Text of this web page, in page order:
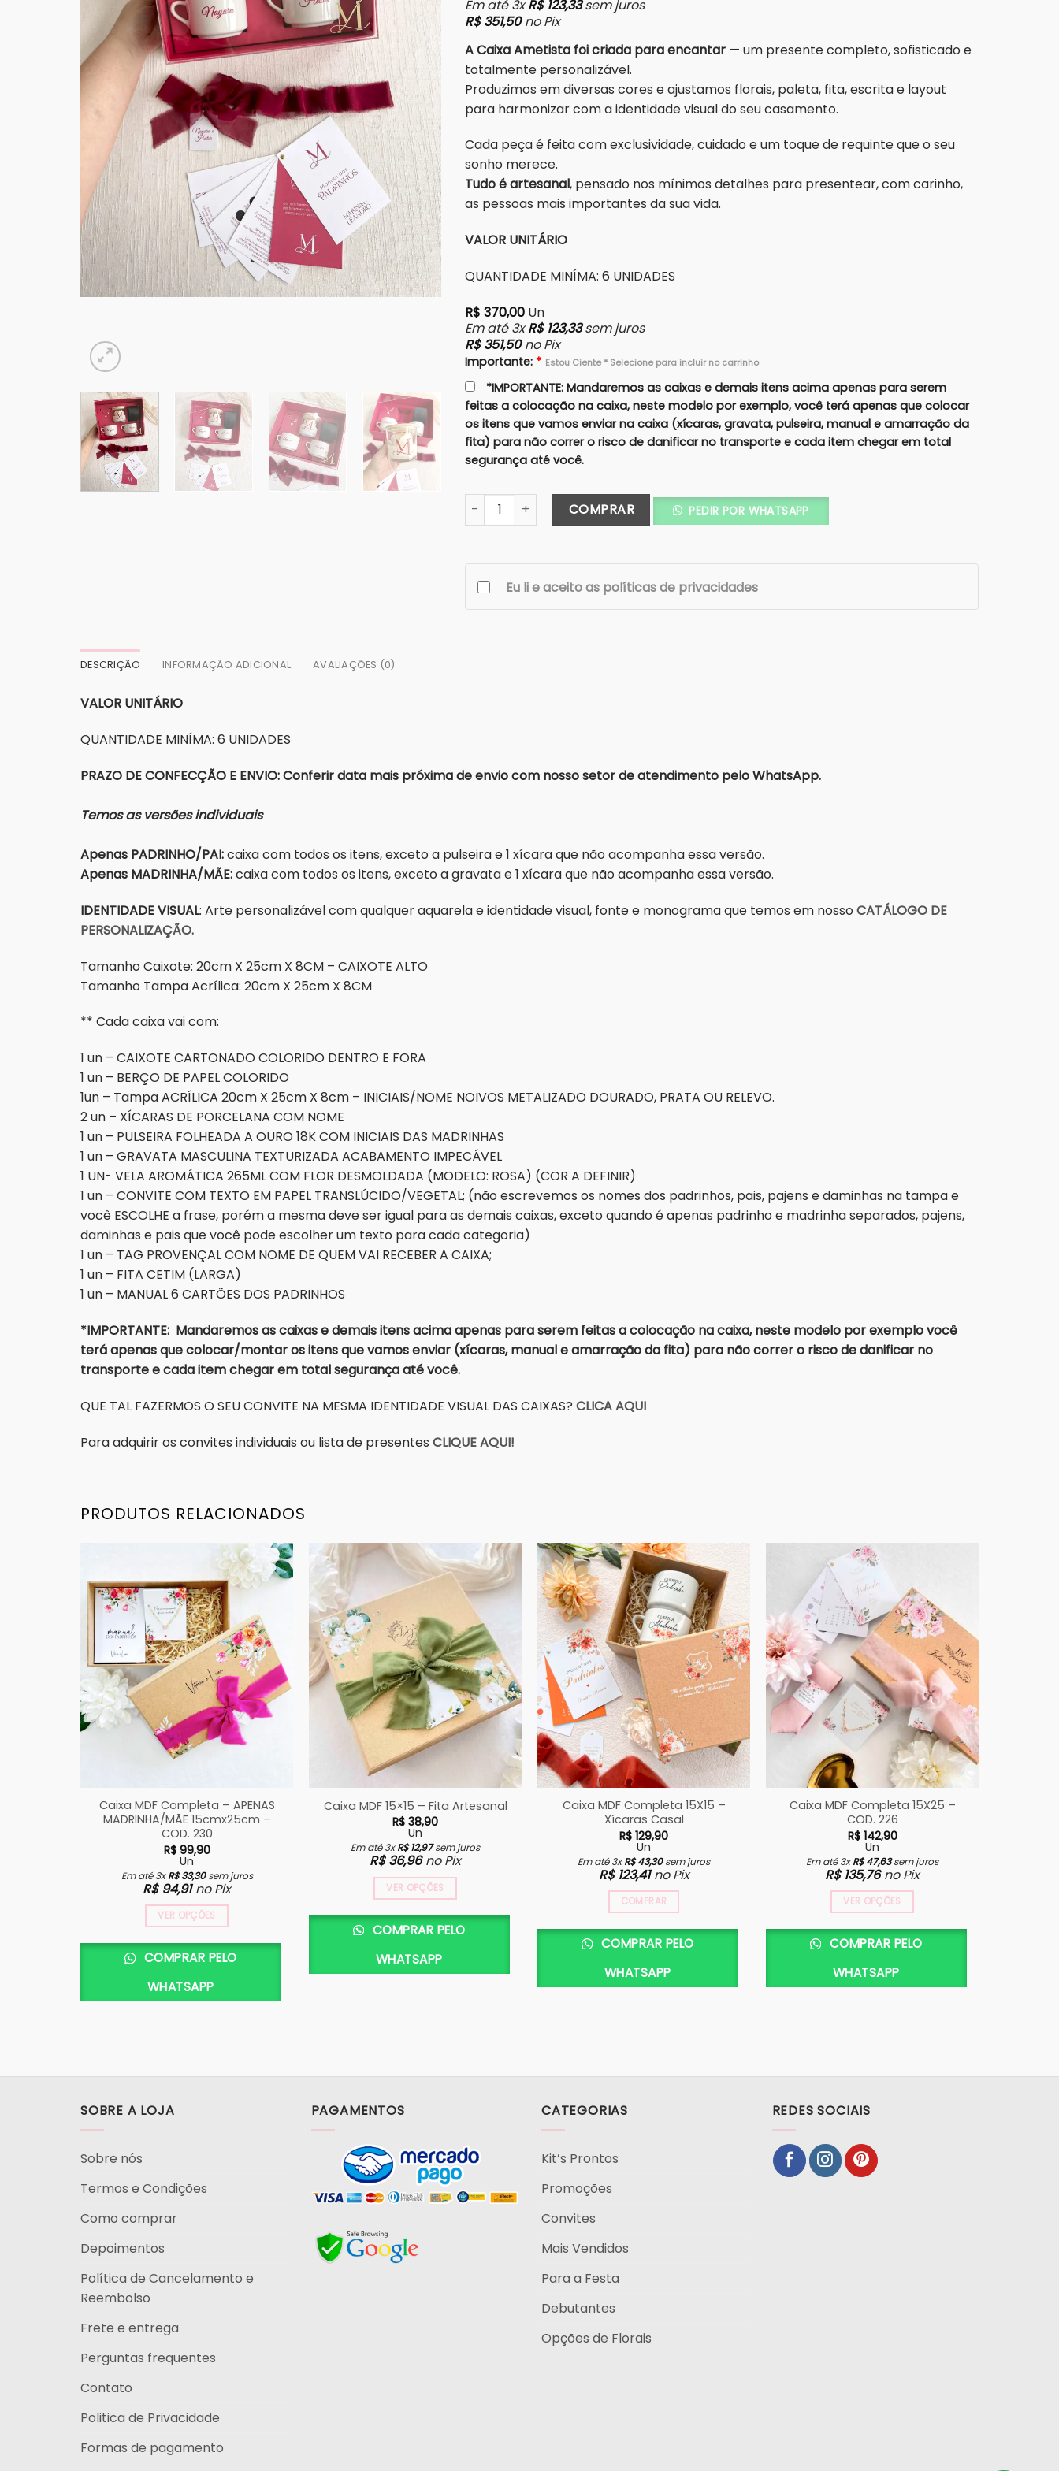
Em até 3xR$123,33sem juros
R$351,50 no Pix
A Caixa Ametista foi criada para encantar— um presente completo, sofisticado e
totalmente personalizável.
Produzimos em diversas cores e ajustamos florais, paleta, fita, escrita e layout
para harmonizar com a identidade visual do seu casamento.
Cada peça é feita com exclusividade, cuidado e um toque de requinte que o seu
sonho merece.
Tudo é artesanal, pensado nos mínimos detalhes para presentear, com carinho,
as pessoas mais importantes da sua vida.
VALOR UNITÁRIO
QUANTIDADE MINÍMA: 6 UNIDADES
R$ 370,00Un
Em até 3xR$123,33sem juros
R$351,50 no Pix
Importante:* Estou Ciente * Selecione para incluir no carrinho
*IMPORTANTE: Mandaremos as caixas e demais itens acima apenas para serem
feitas a colocação na caixa, neste modelo por exemplo, você terá apenas que colocar
os itens que vamos enviar na caixa (xícaras, gravata, pulseira, manual e amarração da
fita) para não correr o risco de danificar no transporte e cada item chegar em total
segurança até você.
Caixa Ametista - Casal Completa - Acrílica (Xícaras, Vela, Pulseira c/ iniciais, Gravata) Cod. 1001
COMPRAR PEDIR POR WHATSAPP
Eu li e aceito as políticas de privacidades
DESCRIÇÃO INFORMAÇÃO ADICIONAL AVALIAÇÕES (0)
VALOR UNITÁRIO
QUANTIDADE MINÍMA: 6 UNIDADES
PRAZO DE CONFECÇÃO E ENVIO: Conferir data mais próxima de envio com nosso setor de atendimento pelo WhatsApp.
Temos as versões individuais
Apenas PADRINHO/PAI:caixa com todos os itens, exceto a pulseira e 1 xícara que não acompanha essa versão.
Apenas MADRINHA/MÃE:caixa com todos os itens, exceto a gravata e 1 xícara que não acompanha essa versão.
IDENTIDADE VISUAL: Arte personalizável com qualquer aquarela e identidade visual, fonte e monograma que temos em nossoCATÁLOGO DE
PERSONALIZAÇÃO.
Tamanho Caixote: 20cm X 25cm X 8CM – CAIXOTE ALTO
Tamanho Tampa Acrílica: 20cm X 25cm X 8CM
** Cada caixa vai com:
1 un – CAIXOTE CARTONADO COLORIDO DENTRO E FORA
1 un – BERÇO DE PAPEL COLORIDO
1un – Tampa ACRÍLICA 20cm X 25cm X 8cm – INICIAIS/NOME NOIVOS METALIZADO DOURADO, PRATA OU RELEVO.
2 un – XÍCARAS DE PORCELANA COM NOME
1 un – PULSEIRA FOLHEADA A OURO 18K COM INICIAIS DAS MADRINHAS
1 un – GRAVATA MASCULINA TEXTURIZADA ACABAMENTO IMPECÁVEL
1 UN- VELA AROMÁTICA 265ML COM FLOR DESMOLDADA (MODELO: ROSA) (COR A DEFINIR)
1 un – CONVITE COM TEXTO EM PAPEL TRANSLÚCIDO/VEGETAL; (não escrevemos os nomes dos padrinhos, pais, pajens e daminhas na tampa e
você ESCOLHE a frase, porém a mesma deve ser igual para as demais caixas, exceto quando é apenas padrinho e madrinha separados, pajens,
daminhas e pais que você pode escolher um texto para cada categoria)
1 un – TAG PROVENÇAL COM NOME DE QUEM VAI RECEBER A CAIXA;
1 un – FITA CETIM (LARGA)
1 un – MANUAL 6 CARTÕES DOS PADRINHOS
*IMPORTANTE: Mandaremos as caixas e demais itens acima apenas para serem feitas a colocação na caixa, neste modelo por exemplo você
terá apenas que colocar/montar os itens que vamos enviar (xícaras, manual e amarração da fita) para não correr o risco de danificar no
transporte e cada item chegar em total segurança até você.
QUE TAL FAZERMOS O SEU CONVITE NA MESMA IDENTIDADE VISUAL DAS CAIXAS? CLICA AQUI
Para adquirir os convites individuais ou lista de presentes CLIQUE AQUI!
PRODUTOS RELACIONADOS
Caixa MDF Completa – APENAS
MADRINHA/MÃE 15cmx25cm –
COD. 230
R$99,90
Un
Em até 3xR$33,30sem juros
R$94,91 no Pix
VER OPÇÕES
COMPRAR PELO
WHATSAPP
Caixa MDF 15×15 – Fita Artesanal
R$ 38,90
Un
Em até 3xR$12,97sem juros
R$36,96 no Pix
VER OPÇÕES
COMPRAR PELO
WHATSAPP
Caixa MDF Completa 15X15 –
Xícaras Casal
R$ 129,90
Un
Em até 3xR$43,30sem juros
R$123,41 no Pix
COMPRAR
COMPRAR PELO
WHATSAPP
Caixa MDF Completa 15X25 –
COD. 226
R$142,90
Un
Em até 3xR$47,63sem juros
R$135,76 no Pix
VER OPÇÕES
COMPRAR PELO
WHATSAPP
SOBRE A LOJA
Sobre nós
Termos e Condições
Como comprar
Depoimentos
Política de Cancelamento e
Reembolso
Frete e entrega
Perguntas frequentes
Contato
Politica de Privacidade
Formas de pagamento
PAGAMENTOS CATEGORIAS
Kit’s Prontos
Promoções
Convites
Mais Vendidos
Para a Festa
Debutantes
Opções de Florais
REDES SOCIAIS